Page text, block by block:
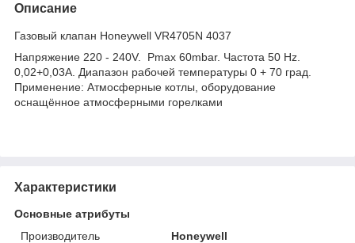
Описание
Газовый клапан Honeywell VR4705N 4037
Напряжение 220 - 240V. Pmax 60mbar. Частота 50 Hz.
0,02+0,03A. Диапазон рабочей температуры 0 + 70 град.
Применение: Атмосферные котлы, оборудование
оснащённое атмосферными горелками
Характеристики
Основные атрибуты
Производитель
Honeywell